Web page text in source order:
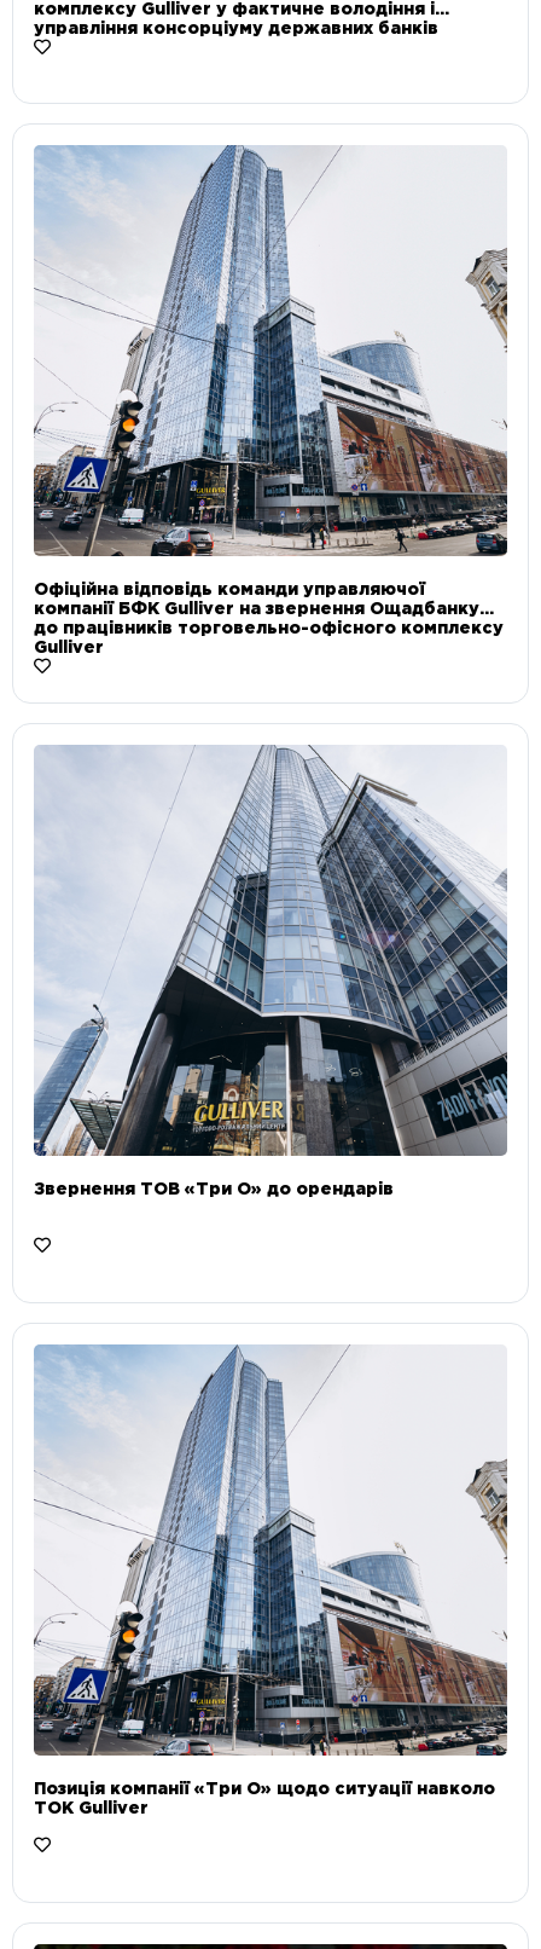
комплексу Gulliver у фактичне володіння і
управління консорціуму державних банків
Офіційна відповідь команди управляючої
компанії БФК Gulliver на звернення Ощадбанку
до працівників торговельно-офісного комплексу
Gulliver
Звернення ТОВ «Три О» до орендарів
Позиція компанії «Три О» щодо ситуації навколо
ТОК Gulliver